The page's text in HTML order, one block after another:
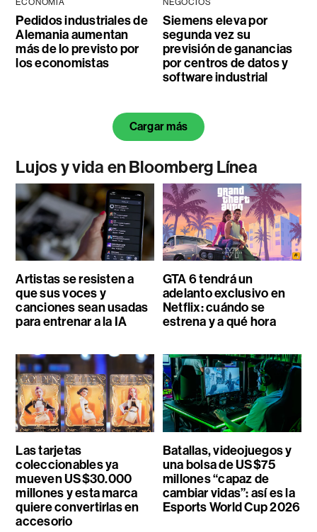
Pedidos industriales de
Alemania aumentan
más de lo previsto por
los economistas
Siemens eleva por
segunda vez su
previsión de ganancias
por centros de datos y
software industrial
Cargar más
Lujos y vida en Bloomberg Línea
Artistas se resisten a
que sus voces y
canciones sean usadas
para entrenar a la IA
GTA 6 tendrá un
adelanto exclusivo en
Netflix: cuándo se
estrena y a qué hora
Las tarjetas
coleccionables ya
mueven US$30.000
millones y esta marca
quiere convertirlas en
accesorio
Batallas, videojuegos y
una bolsa de US$75
millones “capaz de
cambiar vidas”: así es la
Esports World Cup 2026